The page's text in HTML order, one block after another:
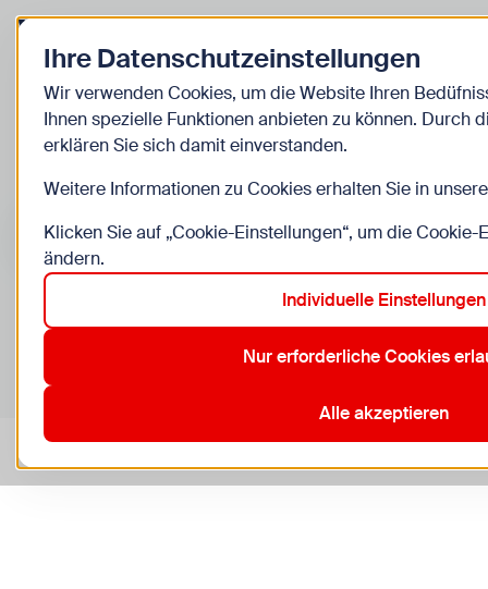
Zurück zur Startseite
Kinder
Veranstaltungen in Wien im Bereich “Kinder”
Aktive Filter:
1. Innere Stadt
Ihre Datenschutzeinstellungen
Wir verwenden Cookies, um die Website Ihren
Ihnen spezielle Funktionen anbieten zu können. Durch
erklären Sie sich damit einverstanden.
Weitere Informationen zu Cookies erhalten Sie in
Klicken Sie auf „Cookie-Einstellungen“, um die
ändern.
Individuelle Einstellungen
Nur erforderliche Cookies
Alle akzeptieren